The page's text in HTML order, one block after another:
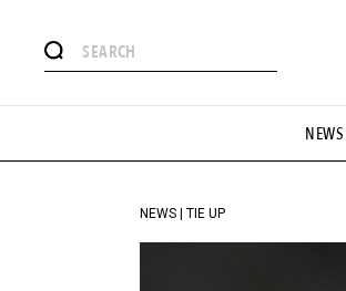
NEWS
#憧れの逸品
#GH 銘品の所以 #フイナムのYouTube
#HANDSOME HANDBOOK
NEWS | TIE UP